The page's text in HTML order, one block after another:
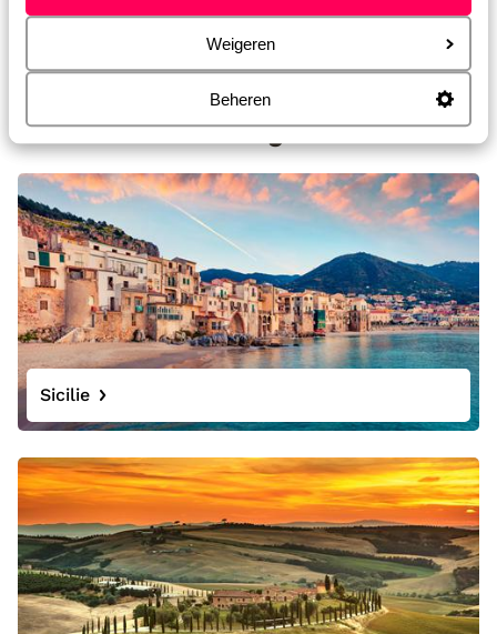
Weigeren
Beheren
op het groene eiland Ischia maakte ik een prachtige
wandeling langs de kust. En op het kleurrijke eiland
uur het hele eiland rond. Een aanrader!
Ontdek de andere regio's
Sicilie